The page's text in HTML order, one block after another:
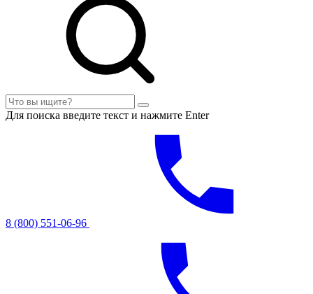
Для поиска введите текст и нажмите Enter
8 (800) 551-06-96